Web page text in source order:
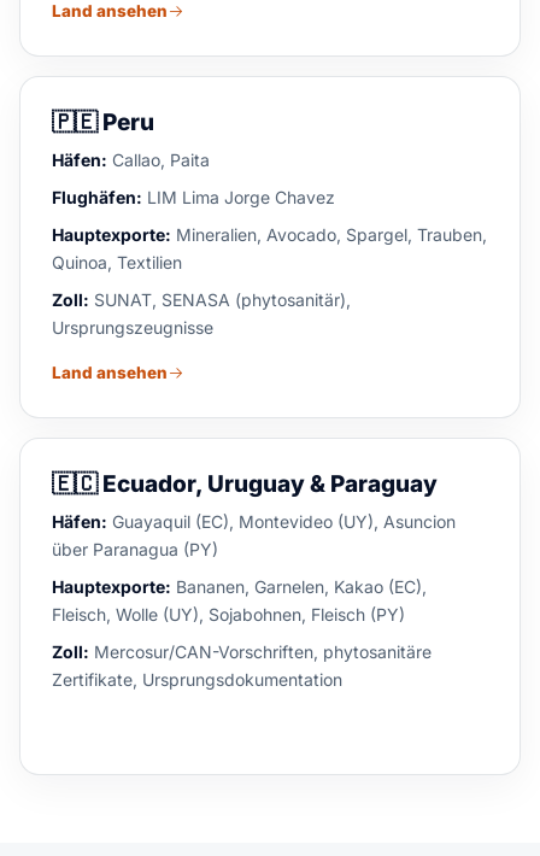
Land ansehen
🇵🇪Peru
Häfen: Callao, Paita
Flughäfen: LIM Lima Jorge Chavez
Hauptexporte: Mineralien, Avocado, Spargel, Trauben,
Quinoa, Textilien
Zoll: SUNAT, SENASA (phytosanitär),
Ursprungszeugnisse
Land ansehen
🇪🇨Ecuador, Uruguay & Paraguay
Häfen: Guayaquil (EC), Montevideo (UY), Asuncion
über Paranagua (PY)
Hauptexporte: Bananen, Garnelen, Kakao (EC),
Fleisch, Wolle (UY), Sojabohnen, Fleisch (PY)
Zoll: Mercosur/CAN-Vorschriften, phytosanitäre
Zertifikate, Ursprungsdokumentation